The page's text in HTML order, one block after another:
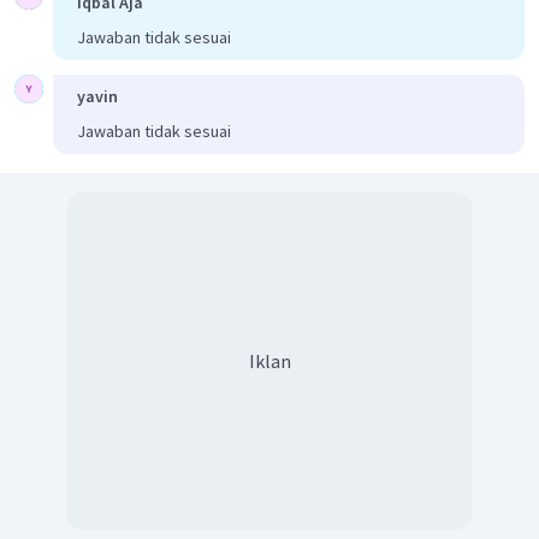
Jawaban tidak sesuai
yavin
Jawaban tidak sesuai
Iklan